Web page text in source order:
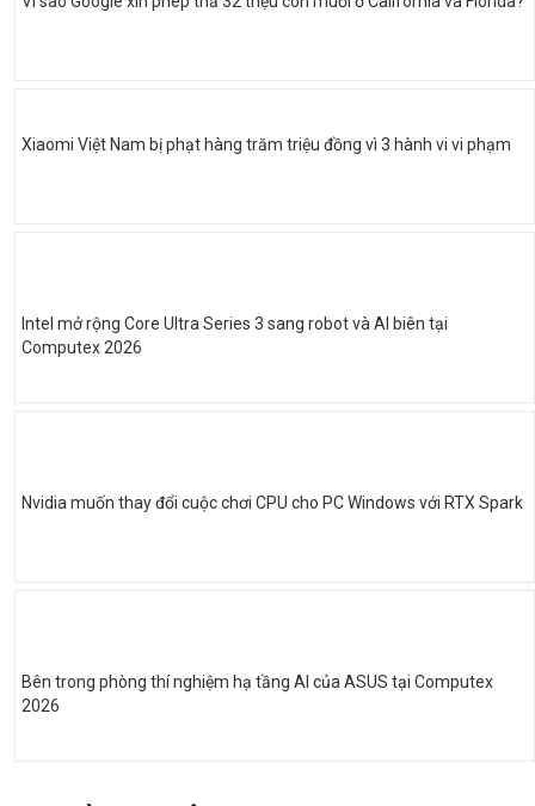
Xiaomi Việt Nam bị phạt hàng trăm triệu đồng vì 3 hành vi vi phạm
Intel mở rộng Core Ultra Series 3 sang robot và AI biên tại
Computex 2026
Nvidia muốn thay đổi cuộc chơi CPU cho PC Windows với RTX Spark
Bên trong phòng thí nghiệm hạ tầng AI của ASUS tại Computex
2026